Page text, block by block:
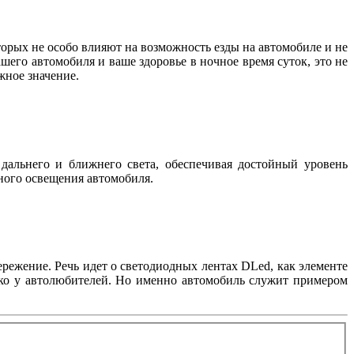
не особо влияют на возможность езды на автомобиле и не
автомобиля и ваше здоровье в ночное время суток, это не
значение.
и ближнего света, обеспечивая достойный уровень
освещения автомобиля.
Речь идет о светодиодных лентах DLed, как элементе
у автолюбителей. Но именно автомобиль служит примером